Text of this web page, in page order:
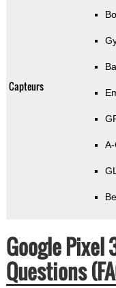
Capteurs
Google Pixel
Questions